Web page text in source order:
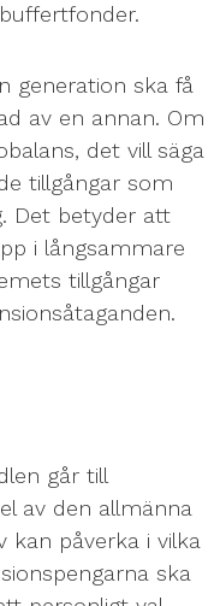
generation ska få
av en annan. Om
det vill säga
tillgångar som
Det betyder att
i långsammare
tillgångar
går till
av den allmänna
kan påverka i vilka
ska